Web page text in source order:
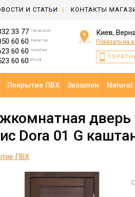
И СТАТЬИ КОНТАКТЫ
Киев,
Показать на
33 77 Городской
60 60 Киевстар
60 60 Vodafone
60 60 lifecell
Покрытие ПВХ Экошпон Natural
Dora 01 G
ПВХ